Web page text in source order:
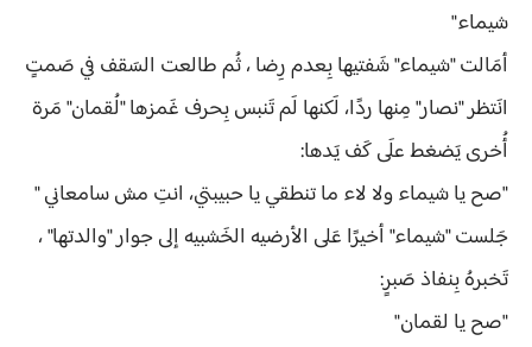
شيماء"
أمَالت "شيماء" شَفتيها بِعدم رِضا ، ثُم طالعت السَقف في صَمتٍ
انَتظر "نصار" مِنها ردًا، لَكنها لَم تَنبس بِحرف غَمزها "لُقمان" مَرة
أُخرى يَضغط علَى كَف يَدها:
"صح يا شيماء ولا لاء ما تنطقي يا حبيبتي، انتِ مش سامعاني "
جَلست "شيماء" أخيرًا عَلى الأرضيه الخَشبيه إلى جوار "والدتها" ،
تَخبرهُ بِنفاذ صَبرٍ:
"صح يا لقمان"